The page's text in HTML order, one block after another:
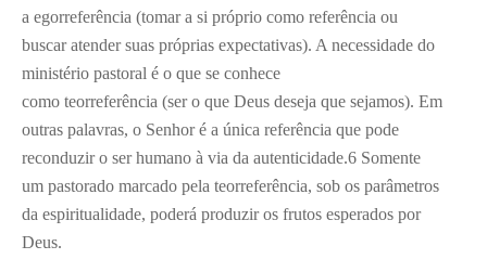
a egorreferência (tomar a si próprio como referência ou
buscar atender suas próprias expectativas). A necessidade do
ministério pastoral é o que se conhece
como teorreferência (ser o que Deus deseja que sejamos). Em
outras palavras, o Senhor é a única referência que pode
reconduzir o ser humano à via da autenticidade.6 Somente
um pastorado marcado pela teorreferência, sob os parâmetros
da espiritualidade, poderá produzir os frutos esperados por
Deus.